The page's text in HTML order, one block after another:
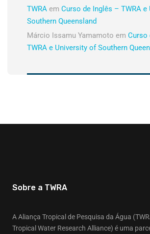
TWRA em Curso de Inglês – TWRA
Southern Queensland
Márcio Issamu Yamamoto em Curso
TWRA e University of Southern
Sobre a TWRA
A Aliança Tropical de Pesquisa da Água
Tropical Water Research Alliance) é uma